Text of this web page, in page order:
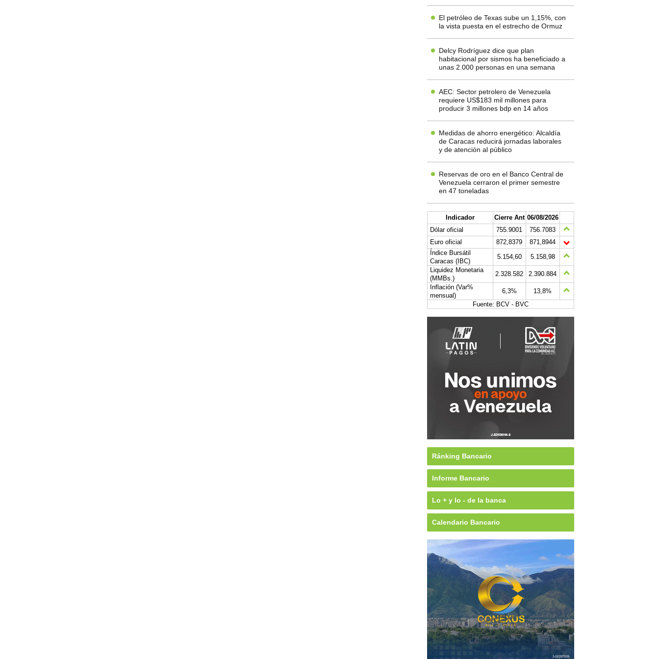
El petróleo de Texas sube un 1,15%, con
la vista puesta en el estrecho de Ormuz
Delcy Rodríguez dice que plan
habitacional por sismos ha beneficiado a
unas 2.000 personas en una semana
AEC: Sector petrolero de Venezuela
requiere US$183 mil millones para
producir 3 millones bdp en 14 años
Medidas de ahorro energético: Alcaldía
de Caracas reducirá jornadas laborales
y de atención al público
Reservas de oro en el Banco Central de
Venezuela cerraron el primer semestre
en 47 toneladas
Indicador Cierre Ant 06/08/2026
Dólar oficial
755.9001
756.7083
Euro oficial
872,8379
871,8944
Índice Bursátil
Caracas (IBC)
5.154,60
5.158,98
Liquidez Monetaria
(MMBs.)
2.328.582
2.390.884
Inflación (Var%
mensual)
6,3%
13,8%
Fuente: BCV - BVC
Ránking Bancario
Informe Bancario
Lo + y lo - de la banca
Calendario Bancario